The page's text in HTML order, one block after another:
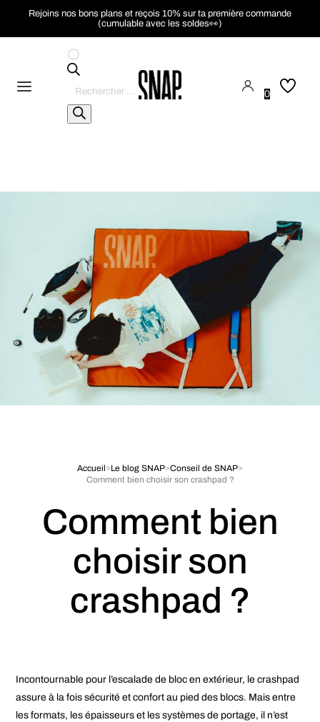
Rejoins nos bons plans et reçois 10% sur ta première commande
(cumulable avec les soldes👀)
de
produits
0
Accueil Le blog SNAP Conseil de SNAP
Comment bien choisir son crashpad ?
Comment bien
choisir son
crashpad ?
Incontournable pour l’escalade de bloc en extérieur, le crashpad
assure à la fois sécurité et confort au pied des blocs. Mais entre
les formats, les épaisseurs et les systèmes de portage, il n’est